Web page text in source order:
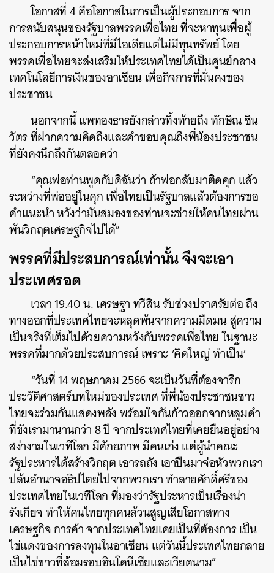
โอกาสที่ 4 คือโอกาสในการเป็นผู้ประกอบการ จาก
การสนับสนุนของรัฐบาลพรรคเพื่อไทย ที่จะหาทุนเพื่อผู้
ประกอบการหน้าใหม่ที่มีไอเดียแต่ไม่มีทุนทรัพย์ โดย
พรรคเพื่อไทยจะส่งเสริมให้ประเทศไทยได้เป็นศูนย์กลาง
เทคโนโลยีการเงินของอาเซียน เพื่อกิจการที่มั่นคงของ
ประชาชน
นอกจากนี้ แพทองธารยังกล่าวทิ้งท้ายถึง ทักษิณ ชิน
วัตร ที่ฝากความคิดถึงและคำขอบคุณถึงพี่น้องประชาชน
ที่ยังคงนึกถึงกันตลอดว่า
“คุณพ่อท่านพูดกับดิฉันว่า ถ้าพ่อกลับมาติดคุก แล้ว
ระหว่างที่พ่ออยู่ในคุก เพื่อไทยเป็นรัฐบาลแล้วต้องการขอ
คำแนะนำ หวังว่ามันสมองของท่านจะช่วยให้คนไทยผ่าน
พ้นวิกฤตเศรษฐกิจไปได้”
พรรคที่มีประสบการณ์เท่านั้น จึงจะเอา
ประเทศรอด
เวลา 19.40 น. เศรษฐา ทวีสิน รับช่วงปราศรัยต่อ ถึง
ทางออกที่ประเทศไทยจะหลุดพ้นจากความมืดมน สู่ความ
เป็นจริงที่เต็มไปด้วยความหวังกับพรรคเพื่อไทย ในฐานะ
พรรคที่มากด้วยประสบการณ์ เพราะ ‘คิดใหญ่ ทำเป็น’
“วันที่ 14 พฤษภาคม 2566 จะเป็นวันที่ต้องจารึก
ประวัติศาสตร์บทใหม่ของประเทศ ที่พี่น้องประชาชนชาว
ไทยจะร่วมกันแสดงพลัง พร้อมใจกันก้าวออกจากหลุมดำ
ที่ขังเรามานานกว่า 8 ปี จากประเทศไทยที่เคยยืนอยู่อย่าง
สง่างามในเวทีโลก มีศักยภาพ มีคนเก่ง แต่ผู้นำคณะ
รัฐประหารได้สร้างวิกฤต เอารถถัง เอาปืนมาจ่อหัวพวกเรา
ปล้นอำนาจอธิปไตยไปจากพวกเรา ทำลายศักดิ์ศรีของ
ประเทศไทยในเวทีโลก ที่มองว่ารัฐประหารเป็นเรื่องน่า
รังเกียจ ทำให้คนไทยทุกคนล้วนสูญเสียโอกาสทาง
เศรษฐกิจ การค้า จากประเทศไทยเคยเป็นที่ต้องการ เป็น
ไข่แดงของการลงทุนในอาเซียน แต่วันนี้ประเทศไทยกลาย
เป็นไข่ขาวที่ล้อมรอบอินโดนีเซียและเวียดนาม”